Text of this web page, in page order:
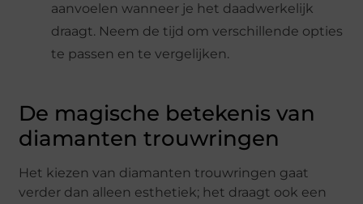
aanvoelen wanneer je het daadwerkelijk
draagt. Neem de tijd om verschillende opties
te passen en te vergelijken.
De magische betekenis van
diamanten trouwringen
Het kiezen van diamanten trouwringen gaat
verder dan alleen esthetiek; het draagt ook een